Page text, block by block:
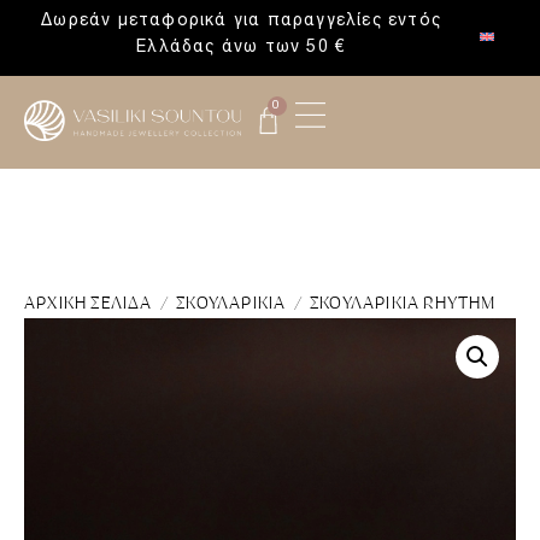
Δωρεάν μεταφορικά για παραγγελίες εντός
Ελλάδας άνω των 50 €
0
ΑΡΧΙΚΉ ΣΕΛΊΔΑ /ΣΚΟΥΛΑΡΊΚΙΑ / ΣΚΟΥΛΑΡΊΚΙΑ RHYTHM